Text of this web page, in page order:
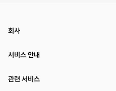
회사
서비스 안내
관련 서비스